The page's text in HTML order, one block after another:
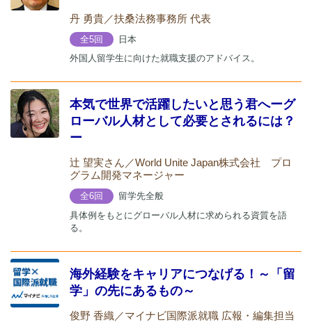
丹 勇貴／扶桑法務事務所 代表
全5回
日本
外国人留学生に向けた就職支援のアドバイス。
本気で世界で活躍したいと思う君へーグ
ローバル人材として必要とされるには？
ー
辻 望実さん／World Unite Japan株式会社 プロ
グラム開発マネージャー
全6回
留学先全般
具体例をもとにグローバル人材に求められる資質を語
る。
海外経験をキャリアにつなげる！～「留
学」の先にあるもの～
俊野 香織／マイナビ国際派就職 広報・編集担当